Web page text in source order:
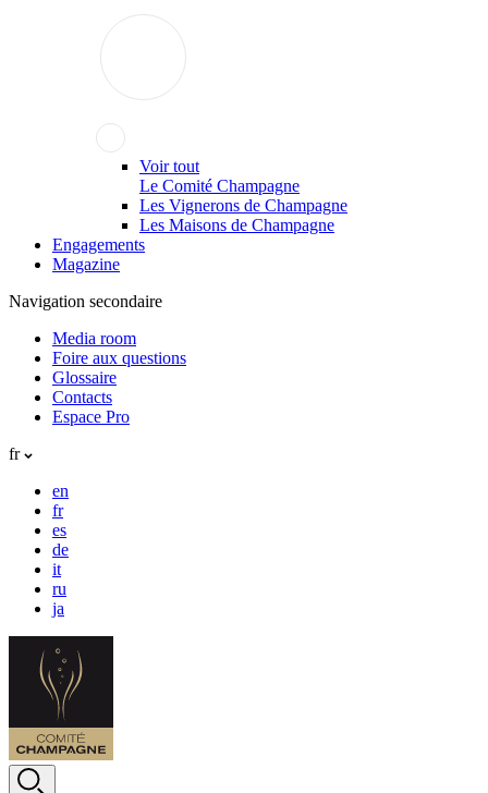
Voir tout
Le Comité Champagne
Les Vignerons de Champagne
Les Maisons de Champagne
Engagements
Magazine
Navigation secondaire
Media room
Foire aux questions
Glossaire
Contacts
Espace Pro
fr
en
fr
es
de
it
ru
ja